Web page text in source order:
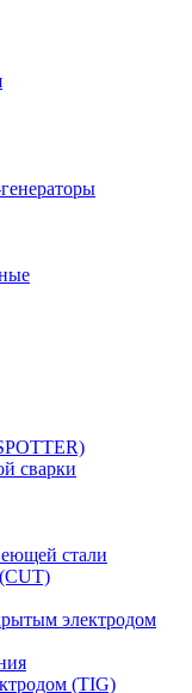
сварки
стали
электродом
(TIG)